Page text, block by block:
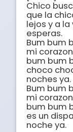
Chico
que la
lejos y a
esperas.
Bum bum
mi
bum bum
choco
noches ya.
Bum bum
mi
bum bum
es un
noche ya.